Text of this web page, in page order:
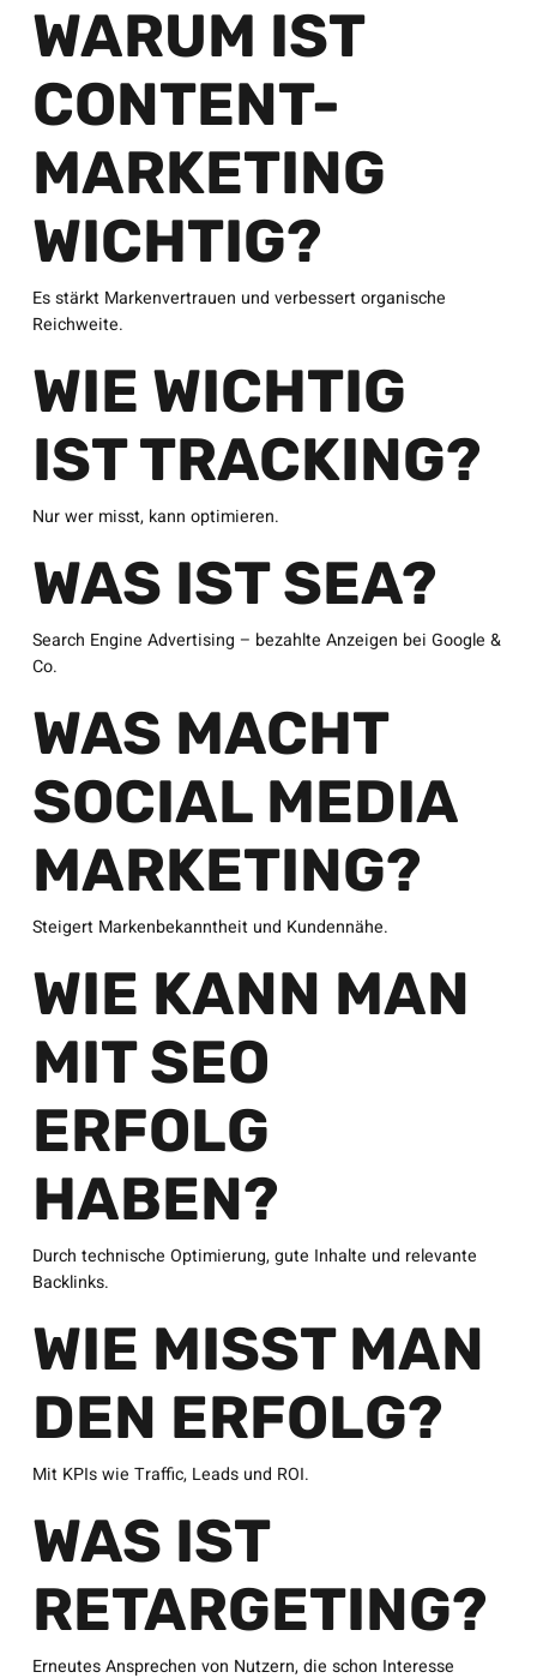
WARUM IST
CONTENT-
MARKETING
WICHTIG?
Es stärkt Markenvertrauen und verbessert organische
Reichweite.
WIE WICHTIG
IST TRACKING?
Nur wer misst, kann optimieren.
WAS IST SEA?
Search Engine Advertising – bezahlte Anzeigen bei Google &
Co.
WAS MACHT
SOCIAL MEDIA
MARKETING?
Steigert Markenbekanntheit und Kundennähe.
WIE KANN MAN
MIT SEO
ERFOLG
HABEN?
Durch technische Optimierung, gute Inhalte und relevante
Backlinks.
WIE MISST MAN
DEN ERFOLG?
Mit KPIs wie Traffic, Leads und ROI.
WAS IST
RETARGETING?
Erneutes Ansprechen von Nutzern, die schon Interesse